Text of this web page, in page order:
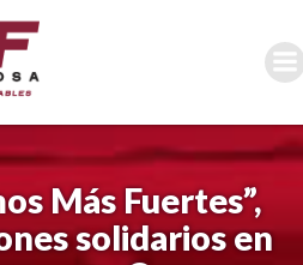
al
contenido
Más Fuertes”,
solidarios en